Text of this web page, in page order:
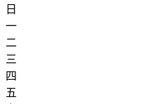
日
一
二
三
四
五